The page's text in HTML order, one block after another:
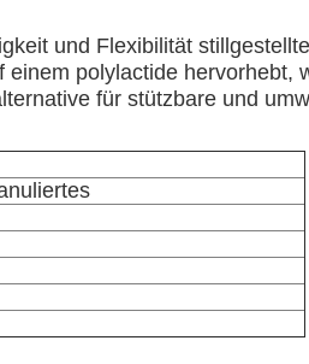
und Flexibilität
polylactide
für stützbare und